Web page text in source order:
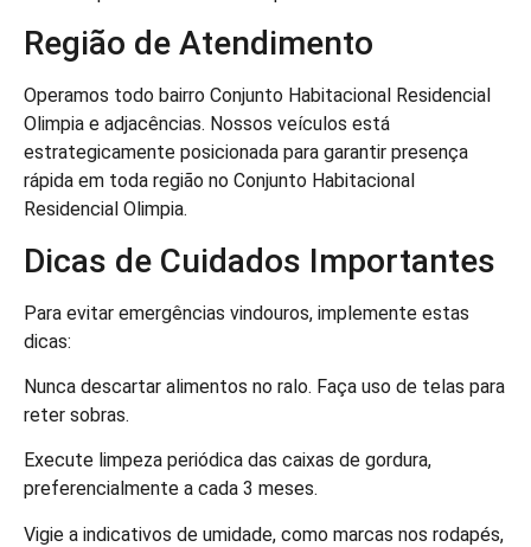
Região de Atendimento
Operamos todo bairro Conjunto Habitacional Residencial
Olimpia e adjacências. Nossos veículos está
estrategicamente posicionada para garantir presença
rápida em toda região no Conjunto Habitacional
Residencial Olimpia.
Dicas de Cuidados Importantes
Para evitar emergências vindouros, implemente estas
dicas:
Nunca descartar alimentos no ralo. Faça uso de telas para
reter sobras.
Execute limpeza periódica das caixas de gordura,
preferencialmente a cada 3 meses.
Vigie a indicativos de umidade, como marcas nos rodapés,